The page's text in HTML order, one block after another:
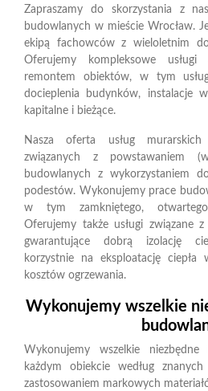
Zapraszamy do skorzystania z
budowlanych w mieście Wrocław.
ekipą fachowców z wieloletnim
Oferujemy kompleksowe
remontem obiektów, w tym
docieplenia budynków, instalacje
kapitalne i bieżące.
Nasza oferta usług
związanych z powstawaniem
budowlanych z wykorzystaniem
podestów. Wykonujemy prace
w tym zamkniętego,
Oferujemy także usługi związane
gwarantujące dobrą izolację
korzystnie na eksploatację ciepła
kosztów ogrzewania.
Wykonujemy wszelkie
Wykonujemy wszelkie
każdym obiekcie według
zastosowaniem markowych